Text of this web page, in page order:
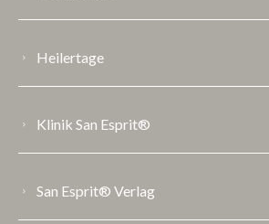
Heilertage
Klinik San Esprit®
San Esprit® Verlag